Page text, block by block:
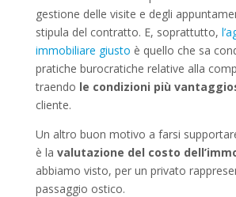
gestione delle visite e degli
stipula del contratto. E, soprattutto,
immobiliare giusto è quello che sa
pratiche burocratiche relative alla
traendo le condizioni più
cliente.
Un altro buon motivo a farsi
è la valutazione del costo
abbiamo visto, per un privato
passaggio ostico.